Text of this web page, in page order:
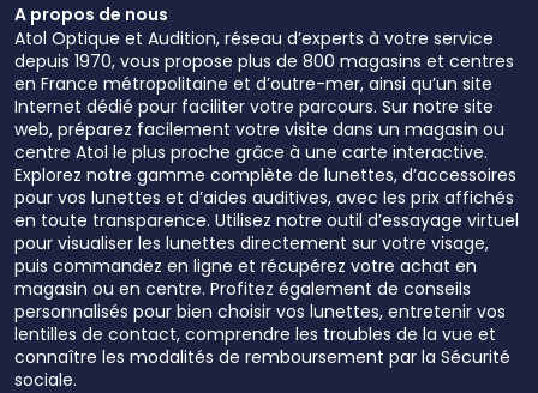
A propos de nous
Atol Optique et Audition, réseau d’experts à votre service
depuis 1970, vous propose plus de 800 magasins et centres
en France métropolitaine et d’outre-mer, ainsi qu’un site
Internet dédié pour faciliter votre parcours. Sur notre site
web, préparez facilement votre visite dans un magasin ou
centre Atol le plus proche grâce à une carte interactive.
Explorez notre gamme complète de lunettes, d’accessoires
pour vos lunettes et d’aides auditives, avec les prix affichés
en toute transparence. Utilisez notre outil d’essayage virtuel
pour visualiser les lunettes directement sur votre visage,
puis commandez en ligne et récupérez votre achat en
magasin ou en centre. Profitez également de conseils
personnalisés pour bien choisir vos lunettes, entretenir vos
lentilles de contact, comprendre les troubles de la vue et
connaître les modalités de remboursement par la Sécurité
sociale.